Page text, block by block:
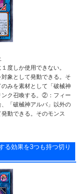
度しか使用できない。
象として発動できる。そ
みを素材として「破械神
ンク召喚する。②：フィー
「破械神アルバ」以外の
動できる。そのモンス
る効果を3つも持つ切り